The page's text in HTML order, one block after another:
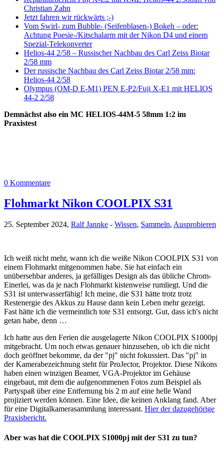
Christian Zahn
Jetzt fahren wir rückwärts ;-)
Vom Swirl- zum Bubble- (Seifenblasen-) Bokeh – oder:
Achtung Poesie-/Kitschalarm mit der Nikon D4 und einem
Spezial-Telekonverter
Helios-44 2/58 – Russischer Nachbau des Carl Zeiss Biotar
2/58 mm
Der russische Nachbau des Carl Zeiss Biotar 2/58 mm:
Helios-44 2/58
Olympus (OM-D E-M1) PEN E-P2/Fuji X-E1 mit HELIOS
44-2 2/58
Demnächst also ein MC HELIOS-44M-5 58mm 1:2 im
Praxistest
0 Kommentare
Flohmarkt Nikon COOLPIX S31
25. September 2024, Ralf Jannke - Wissen, Sammeln, Ausprobieren
Ich weiß nicht mehr, wann ich die weiße Nikon COOLPIX S31 von
einem Flohmarkt mitgenommen habe. Sie hat einfach ein
unübersehbar anderes, ja gefälliges Design als das übliche Chrom-
Einerlei, was da je nach Flohmarkt kistenweise rumliegt. Und die
S31 ist unterwasserfähig! Ich meine, die S31 hätte trotz trotz
Restenergie des Akkus zu Hause dann kein Leben mehr gezeigt.
Fast hätte ich die vermeintlich tote S31 entsorgt. Gut, dass ich's nicht
getan habe, denn …
Ich hatte aus den Ferien die ausgelagerte Nikon COOLPIX S1000pj
mitgebracht. Um noch etwas genauer hinzusehen, ob ich die nicht
doch geöffnet bekomme, da der "pj" nicht fokussiert. Das "pj" in
der Kamerabezeichnung steht für ProJector, Projektor. Diese Nikons
haben einen winzigen Beamer, VGA-Projektor im Gehäuse
eingebaut, mit dem die aufgenommenen Fotos zum Beispiel als
Partyspaß über eine Entfernung bis 2 m auf eine helle Wand
projiziert werden können. Eine Idee, die keinen Anklang fand. Aber
für eine Digitalkamerasammlung interessant. Hier der dazugehörige
Praxisbericht.
Aber was hat die COOLPIX S1000pj mit der S31 zu tun?